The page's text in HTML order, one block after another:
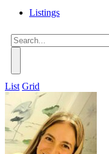
Listings
List Grid